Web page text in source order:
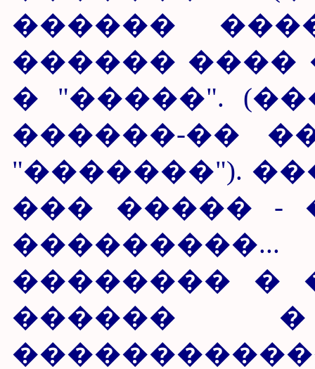
������
������ ����
� "�����".
������-��
"�������").
��� ����� -
�������� �
������